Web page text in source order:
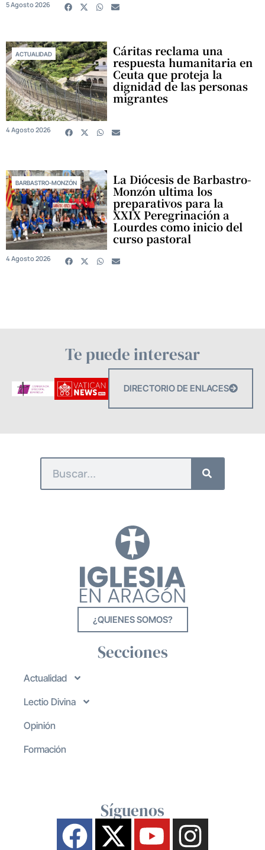
5 Agosto 2026
ACTUALIDAD Cáritas reclama una
respuesta humanitaria en
Ceuta que proteja la
dignidad de las personas
migrantes
4 Agosto 2026
BARBASTRO-MONZÓN La Diócesis de Barbastro-
Monzón ultima los
preparativos para la
XXIX Peregrinación a
Lourdes como inicio del
curso pastoral
4 Agosto 2026
Te puede interesar
DIRECTORIO DE ENLACES
¿QUIENES SOMOS?
Secciones
Actualidad
Lectio Divina
Opinión
Formación
Síguenos